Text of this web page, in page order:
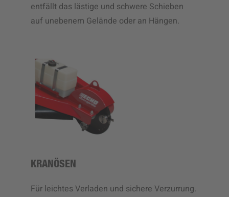
entfällt das lästige und schwere Schieben
auf unebenem Gelände oder an Hängen.
KRANÖSEN
Für leichtes Verladen und sichere Verzurrung.